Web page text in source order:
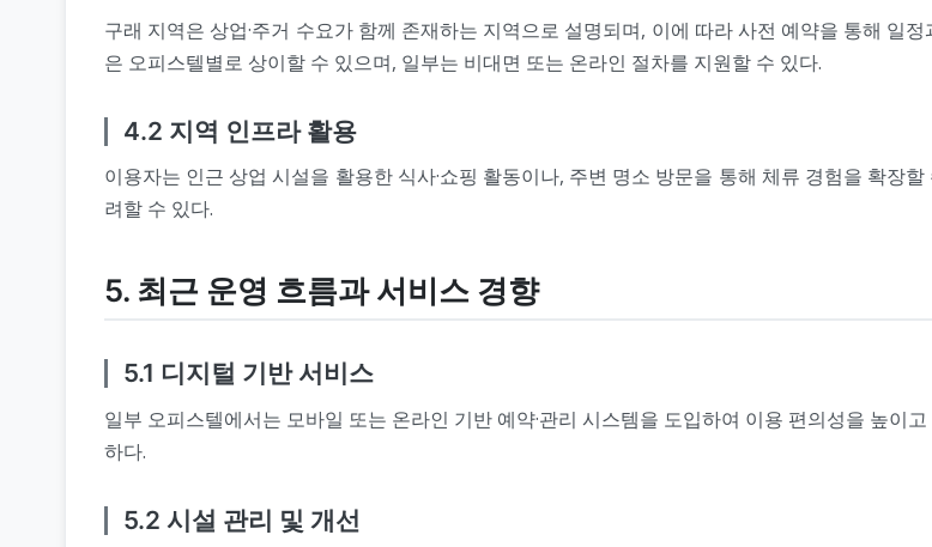
구래 지역은 상업·주거 수요가 함께 존재하는 지역으로 설명되며, 이에 따라 사전 예약을 통해 일
은 오피스텔별로 상이할 수 있으며, 일부는 비대면 또는 온라인 절차를 지원할 수 있다.
4.2 지역 인프라 활용
이용자는 인근 상업 시설을 활용한 식사·쇼핑 활동이나, 주변 명소 방문을 통해 체류 경험을 확장
려할 수 있다.
5. 최근 운영 흐름과 서비스 경향
5.1 디지털 기반 서비스
일부 오피스텔에서는 모바일 또는 온라인 기반 예약·관리 시스템을 도입하여 이용 편의성을 높이
하다.
5.2 시설 관리 및 개선